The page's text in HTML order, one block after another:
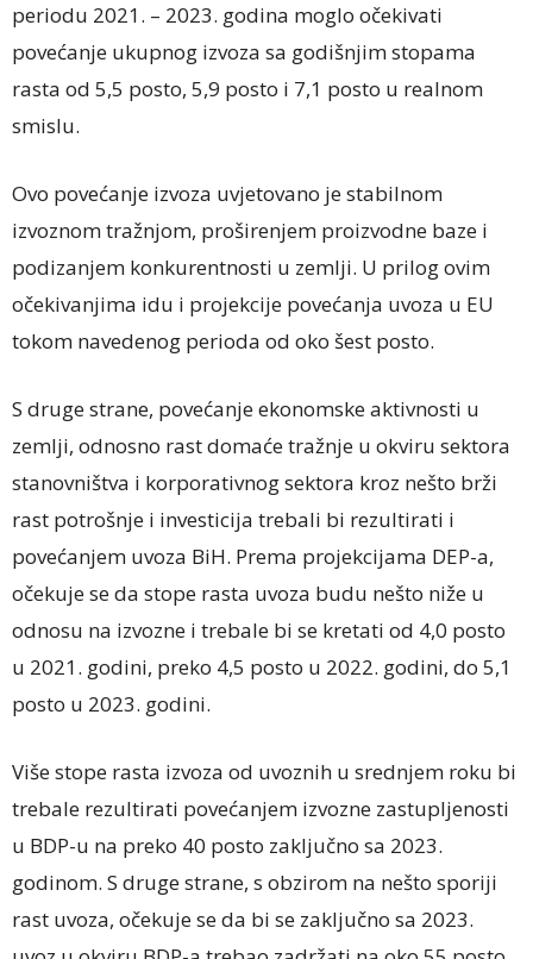
periodu 2021. – 2023. godina moglo očekivati
povećanje ukupnog izvoza sa godišnjim stopama
rasta od 5,5 posto, 5,9 posto i 7,1 posto u realnom
smislu.
Ovo povećanje izvoza uvjetovano je stabilnom
izvoznom tražnjom, proširenjem proizvodne baze i
podizanjem konkurentnosti u zemlji. U prilog ovim
očekivanjima idu i projekcije povećanja uvoza u EU
tokom navedenog perioda od oko šest posto.
S druge strane, povećanje ekonomske aktivnosti u
zemlji, odnosno rast domaće tražnje u okviru sektora
stanovništva i korporativnog sektora kroz nešto brži
rast potrošnje i investicija trebali bi rezultirati i
povećanjem uvoza BiH. Prema projekcijama DEP-a,
očekuje se da stope rasta uvoza budu nešto niže u
odnosu na izvozne i trebale bi se kretati od 4,0 posto
u 2021. godini, preko 4,5 posto u 2022. godini, do 5,1
posto u 2023. godini.
Više stope rasta izvoza od uvoznih u srednjem roku bi
trebale rezultirati povećanjem izvozne zastupljenosti
u BDP-u na preko 40 posto zaključno sa 2023.
godinom. S druge strane, s obzirom na nešto sporiji
rast uvoza, očekuje se da bi se zaključno sa 2023.